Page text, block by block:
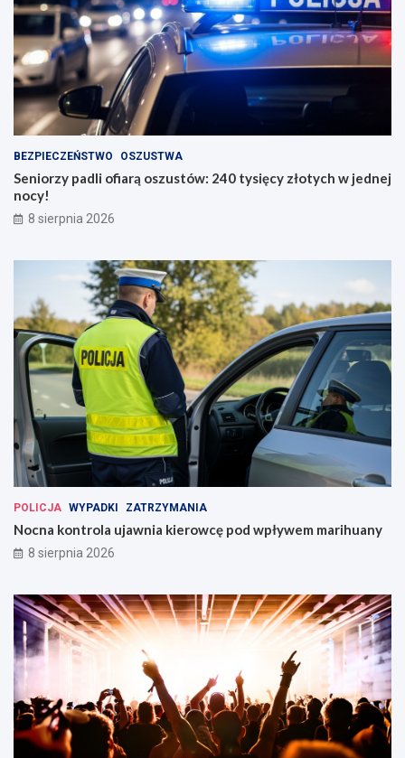
BEZPIECZEŃSTWO OSZUSTWA
Seniorzy padli ofiarą oszustów: 240 tysięcy złotych w jednej
nocy!
8 sierpnia 2026
POLICJA WYPADKI ZATRZYMANIA
Nocna kontrola ujawnia kierowcę pod wpływem marihuany
8 sierpnia 2026